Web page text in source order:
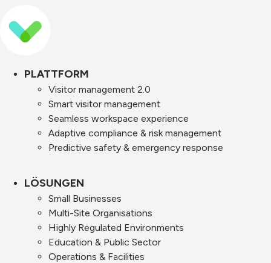
PLATTFORM
Visitor management 2.0
Smart visitor management
Seamless workspace experience
Adaptive compliance & risk management
Predictive safety & emergency response
LÖSUNGEN
Small Businesses
Multi-Site Organisations
Highly Regulated Environments
Education & Public Sector
Operations & Facilities